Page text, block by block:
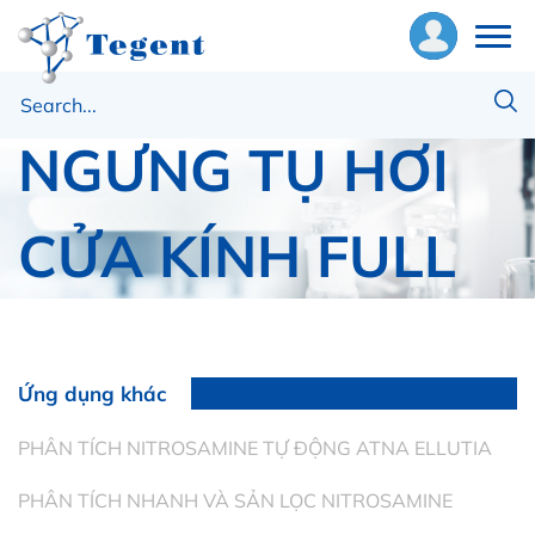
CỤ CÓ SẤY KHÔ
NGƯNG TỤ HƠI
CỬA KÍNH FULL
Trang chủ
Máy rửa dụng cụ
MÁY RỬA DỤNG CỤ CÓ SẤY KHÔ NGƯNG TỤ HƠI
Ứng dụng khác
PHÂN TÍCH NITROSAMINE TỰ ĐỘNG ATNA ELLUTIA
PHÂN TÍCH NHANH VÀ SẢN LỌC NITROSAMINE